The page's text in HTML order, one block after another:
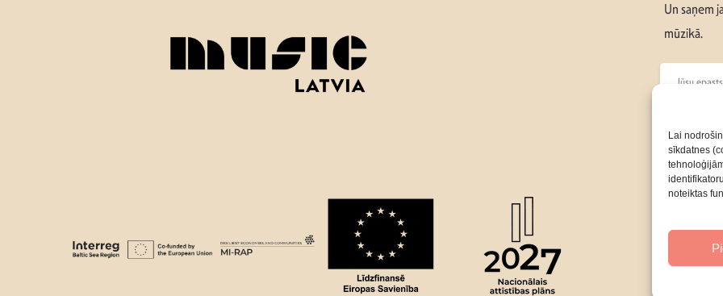
Lai
sīkdatnes
noteiktas
Un saņem
mūzikā.
Seko
Par Mums